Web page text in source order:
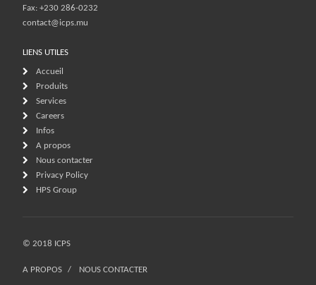
Fax: +230 286-0232
contact@icps.mu
LIENS UTILES
Accueil
Produits
Services
Careers
Infos
A propos
Nous contacter
Privacy Policy
HPS Group
© 2018 ICPS
A PROPOS NOUS CONTACTER